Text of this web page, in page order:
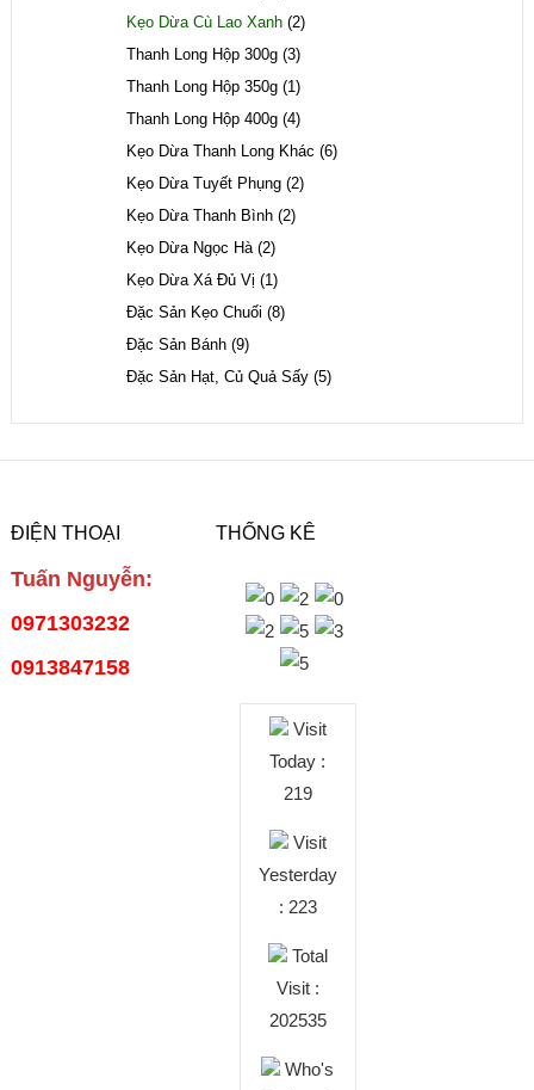
Kẹo Dừa Cù Lao Xanh (2)
Thanh Long Hộp 300g (3)
Thanh Long Hộp 350g (1)
Thanh Long Hộp 400g (4)
Kẹo Dừa Thanh Long Khác (6)
Kẹo Dừa Tuyết Phụng (2)
Kẹo Dừa Thanh Bình (2)
Kẹo Dừa Ngọc Hà (2)
Kẹo Dừa Xá Đủ Vị (1)
Đặc Sản Kẹo Chuối (8)
Đặc Sản Bánh (9)
Đặc Sản Hạt, Củ Quả Sấy (5)
ĐIỆN THOẠI
Tuấn Nguyễn:
0971303232
0913847158
THỐNG KÊ
Visit
Today :
219
Visit
Yesterday
: 223
Total
Visit :
202535
Who's